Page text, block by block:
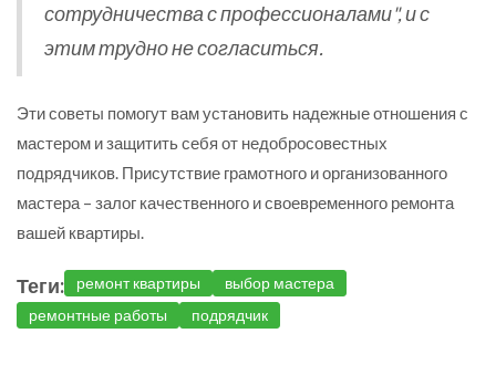
сотрудничества с профессионалами", и с
этим трудно не согласиться.
Эти советы помогут вам установить надежные отношения с
мастером и защитить себя от недобросовестных
подрядчиков. Присутствие грамотного и организованного
мастера – залог качественного и своевременного ремонта
вашей квартиры.
Теги: ремонт квартиры
выбор мастера
ремонтные работы
подрядчик